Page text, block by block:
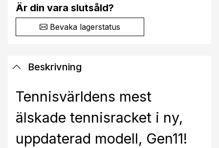
Är din vara slutsåld?
Bevaka lagerstatus
Beskrivning
Tennisvärldens mest
älskade tennisracket i ny,
uppdaterad modell, Gen11!